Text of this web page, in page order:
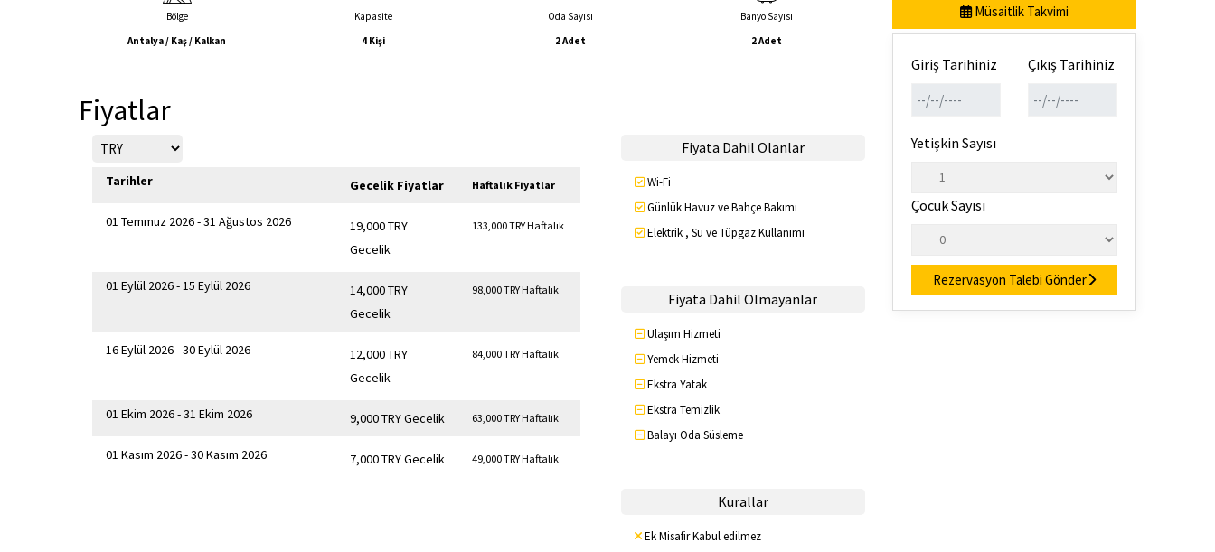
Bölge
Antalya / Kaş / Kalkan
Kapasite
4 Kişi
Oda Sayısı
2 Adet
Banyo Sayısı
2 Adet
Fiyatlar
Tarihler Gecelik Fiyatlar Haftalık Fiyatlar
01 Temmuz 2026 - 31 Ağustos 2026
19,000 TRY
Gecelik
133,000 TRY Haftalık
01 Eylül 2026 - 15 Eylül 2026
14,000 TRY
Gecelik
98,000 TRY Haftalık
16 Eylül 2026 - 30 Eylül 2026
12,000 TRY
Gecelik
84,000 TRY Haftalık
01 Ekim 2026 - 31 Ekim 2026 9,000 TRY Gecelik 63,000 TRY Haftalık
01 Kasım 2026 - 30 Kasım 2026 7,000 TRY Gecelik 49,000 TRY Haftalık
Fiyata Dahil Olanlar
Wi-Fi
Günlük Havuz ve Bahçe Bakımı
Elektrik , Su ve Tüpgaz Kullanımı
Fiyata Dahil Olmayanlar
Ulaşım Hizmeti
Yemek Hizmeti
Ekstra Yatak
Ekstra Temizlik
Balayı Oda Süsleme
Kurallar
Ek Misafir Kabul edilmez
Müsaitlik Takvimi
Giriş Tarihiniz Çıkış Tarihiniz
Yetişkin Sayısı
Çocuk Sayısı
Rezervasyon Talebi Gönder